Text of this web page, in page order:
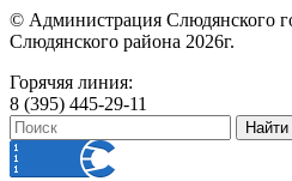
© Администрация Слюдянского
Слюдянского района 2026г.
Горячяя линия:
8 (395) 445-29-11